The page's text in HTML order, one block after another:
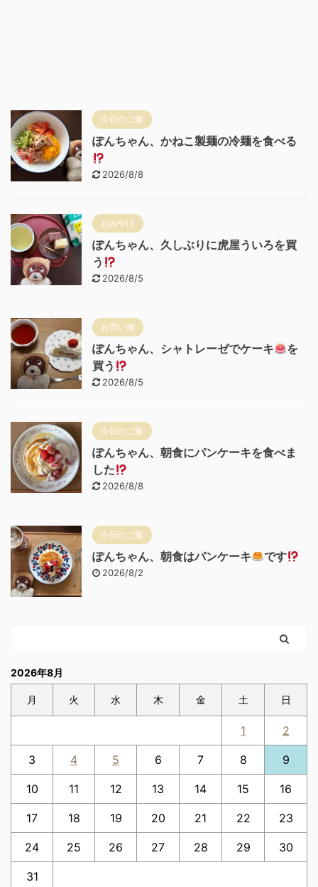
今日のご飯
ぽんちゃん、かねこ製麺の冷麺を食べる
2026/8/8
おみやげ
ぽんちゃん、久しぶりに虎屋ういろを買
う
2026/8/5
お買い物
ぽんちゃん、シャトレーゼでケーキ
を
買う
2026/8/5
今日のご飯
ぽんちゃん、朝食にパンケーキを食べま
した
2026/8/8
今日のご飯
ぽんちゃん、朝食はパンケーキ です
2026/8/2
2026年8月
月 火 水 木 金 土 日
1 2
3 4 5 6 7 8 9
10 11 12 13 14 15 16
17 18 19 20 21 22 23
24 25 26 27 28 29 30
31